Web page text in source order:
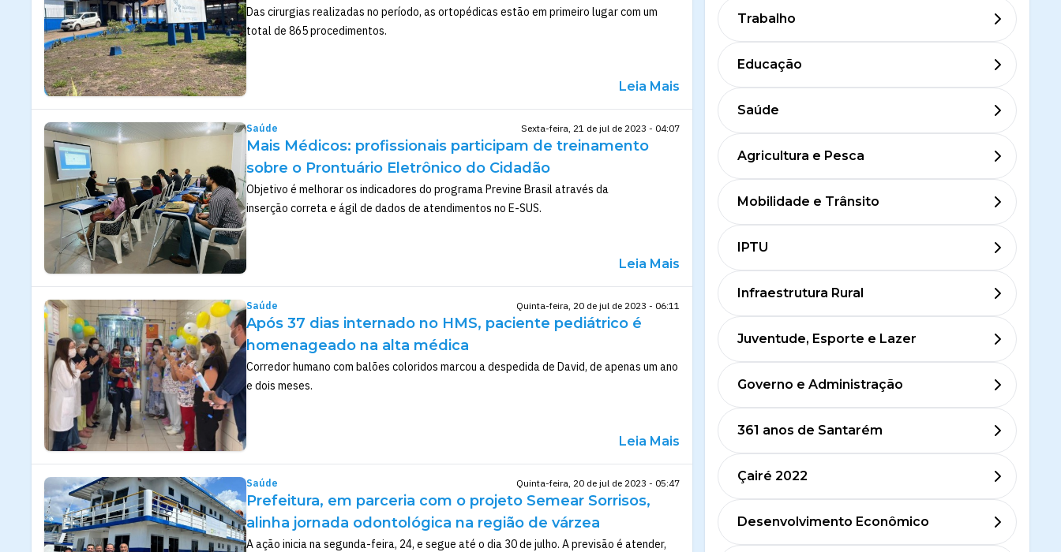
Das cirurgias realizadas no período, as ortopédicas estão em primeiro lugar com um
total de 865 procedimentos.
Leia Mais
Saúde Sexta-feira, 21 de jul de 2023 - 04:07
Mais Médicos: profissionais participam de treinamento
sobre o Prontuário Eletrônico do Cidadão
Objetivo é melhorar os indicadores do programa Previne Brasil através da
inserção correta e ágil de dados de atendimentos no E-SUS.
Leia Mais
Saúde Quinta-feira, 20 de jul de 2023 - 06:11
Após 37 dias internado no HMS, paciente pediátrico é
homenageado na alta médica
Corredor humano com balões coloridos marcou a despedida de David, de apenas um ano
e dois meses.
Leia Mais
Saúde Quinta-feira, 20 de jul de 2023 - 05:47
Prefeitura, em parceria com o projeto Semear Sorrisos,
alinha jornada odontológica na região de várzea
A ação inicia na segunda-feira, 24, e segue até o dia 30 de julho. A previsão é atender,
Trabalho
Educação
Saúde
Agricultura e Pesca
Mobilidade e Trânsito
IPTU
Infraestrutura Rural
Juventude, Esporte e Lazer
Governo e Administração
361 anos de Santarém
Çairé 2022
Desenvolvimento Econômico